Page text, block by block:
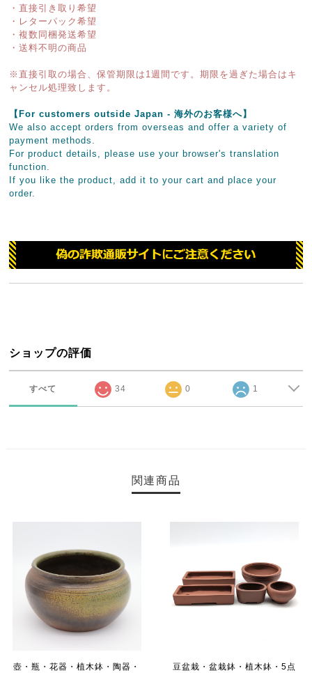
・直接引き取り希望
・レターパック希望
・複数同梱発送希望
・送料不明の商品
※直接引取の場合、保管期限は1週間です。期限を過ぎた場合はキ
ャンセル処理致します。
【For customers outside Japan - 海外のお客様へ】
We also accept orders from overseas and offer a variety of
payment methods.
For product details, please use your browser's translation
function.
If you like the product, add it to your cart and place your
order.
ショップの評価
すべて 34 0 1
関連商品
壺・瓶・花器・植木鉢・陶器・
豆盆栽・盆栽鉢・植木鉢・5点